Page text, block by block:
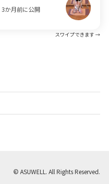
3か月前に公開
© ASUWELL. All Rights Reserved.